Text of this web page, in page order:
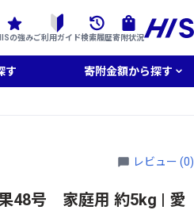
の強みご利用ガイド検索履歴寄附状況
す 寄附金額から探す
レビュー (0)
果48号 家庭用 約5kg | 愛